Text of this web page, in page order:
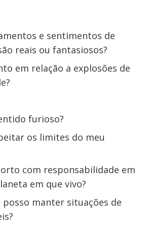
e sentimentos de
reais ou fantasiosos?
em relação a explosões de
furioso?
os limites do meu
com responsabilidade em
em que vivo?
posso manter situações de